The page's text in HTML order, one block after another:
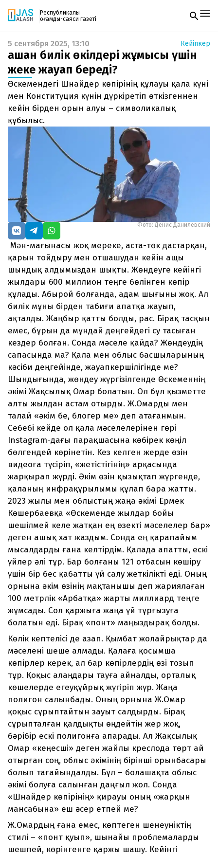
Республикалық
қоғамдық-саяси газеті
Жаңалықтар
Спорт
Live
Руханият
Аймақ
Архив
Заң және тәртіп
Редакциямен байланыс
+7 708 604 51 06
Жарнама бөлімі
+7 701 220 64 52
Пошта
zhasalash100@gmail.com
Газетке жазылу
PDF форматтағы газетті ай сайын электронды
поштаңызға алып отырыңыз. Жаңа нөмір
шыққан сәтте сізге бірден жіберіледі. Тек email
енгізіңіз, біз қалғанын өзіміз жібереміз.
5 сентября 2025, 13:10 Кейіпкер
Қашан билік өкілдері жұмысы үшін
жеке жауап береді?
Өскемендегі Шнайдер көпірінің құлауы қала күні
мен Конституция күнін дүркіретіп өткізгеннен
кейін бірден орын алуы – символикалық
құбылыс.
Фото: Денис Данилевский
Мән-мағынасы жоқ мереке, аста-төк дастарқан,
қарын тойдыру мен отшашудан кейін ащы
шындық алдымыздан шықты. Жөндеуге кейінгі
жылдары 600 миллион теңге бөлінген көпір
құлады. Абырой болғанда, адам шығыны жоқ. Ал
билік мұны бірден табиғи апатқа жауып,
ақталды. Жаңбыр қатты болды, рас. Бірақ тасқын
емес, бұрын да мұндай деңгейдегі су тасыған
кездер болған. Сонда мәселе қайда? Жөндеудің
сапасында ма? Қала мен облыс басшыларының
кәсіби деңгейінде, жауапкершілігінде ме?
Шындығында, жөндеу жүргізілгенде Өскеменнің
әкімі Жақсылық Омар болатын. Ол бұл қызметте
алты жылдан астам отырды. Ж.Омарды мен
талай «әкім бе, блогер ме» деп атағанмын.
Себебі кейде ол қала мәселелерінен гөрі
Instagram-дағы парақшасына көбірек көңіл
бөлгендей көрінетін. Кез келген жерде өзін
видеоға түсіріп, «жетістігінің» арқасында
жарқырап жүрді. Әкім өзін қызықтап жүргенде,
қаланың инфрақұрылымы құлап бара жатты.
2023 жылы мен облыстың жаңа әкімі Ермек
Көшербаевқа «Өскеменде жылдар бойы
шешілмей келе жатқан ең өзекті мәселелер бар»
деген ашық хат жаздым. Сонда ең қарапайым
мысалдарды ғана келтірдім. Қалада апатты, ескі
үйлер әлі тұр. Бар болғаны 121 отбасын көшіру
үшін бір бес қабатты үй салу жеткілікті еді. Оның
орнына әкім өзінің мақтанышы деп жариялаған
100 метрлік «Арбатқа» жарты миллиард теңге
жұмсады. Сол қаржыға жаңа үй тұрғызуға
болатын еді. Бірақ «понт» маңыздырақ болды.
Көлік кептелісі де азап. Қымбат жолайрықтар да
мәселені шеше алмады. Қалаға қосымша
көпірлер керек, ал бар көпірлердің өзі тозып
тұр. Қоқыс алаңдары тауға айналды, орталық
көшелерде егеуқұйрық жүгіріп жүр. Жаңа
полигон салынбады. Оның орнына Ж.Омар
қоқыс сұрыптайтын зауыт салдырды. Бірақ
сұрыпталған қалдықты өңдейтін жер жоқ,
бәрібір ескі полигонға апарады. Ал Жақсылық
Омар «кеңесші» деген жайлы креслода төрт ай
отырған соң, облыс әкімінің бірінші орынбасары
болып тағайындалды. Бұл – болашақта облыс
әкімі болуға салынған даңғыл жол. Сонда
«Шнайдер көпірінің» қирауы оның «жарқын
мансабына» еш әсер етпей ме?
Ж.Омардың ғана емес, көптеген шенеуніктің
стилі – «понт қуып», шынайы проблемаларды
шешпей, көрінгенге қаржы шашу. Кейінгі